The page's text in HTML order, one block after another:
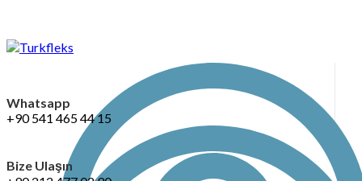
Whatsapp
+90 541 465 44 15
Bize Ulaşın